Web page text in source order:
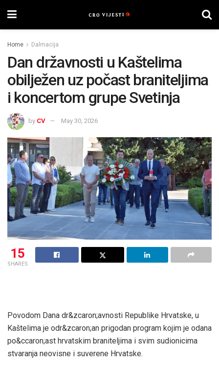
Home Dalmacija
Dan državnosti u Kaštelima
obilježen uz počast braniteljima
i koncertom grupe Svetinja
by CV May 30, 2026
15
SHARES
Povodom Dana dr&zcaron;avnosti Republike Hrvatske, u
Kaštelima je odr&zcaron;an prigodan program kojim je odana
po&ccaron;ast hrvatskim braniteljima i svim sudionicima
stvaranja neovisne i suverene Hrvatske.